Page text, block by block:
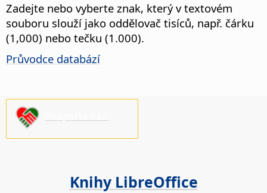
Zadejte nebo vyberte znak, který v textovém
souboru slouží jako oddělovač tisíců, např. čárku
(1,000) nebo tečku (1.000).
Průvodce databází
Knihy LibreOffice